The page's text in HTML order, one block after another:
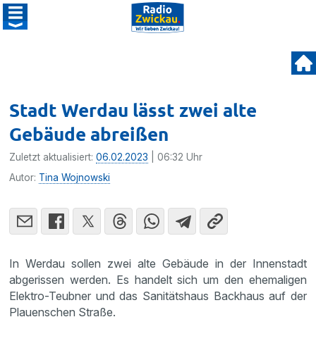
Stadt Werdau lässt zwei alte
Gebäude abreißen
Zuletzt aktualisiert:06.02.2023 | 06:32 Uhr
Autor: Tina Wojnowski
In Werdau sollen zwei alte Gebäude in der Innenstadt
abgerissen werden. Es handelt sich um den ehemaligen
Elektro-Teubner und das Sanitätshaus Backhaus auf der
Plauenschen Straße.